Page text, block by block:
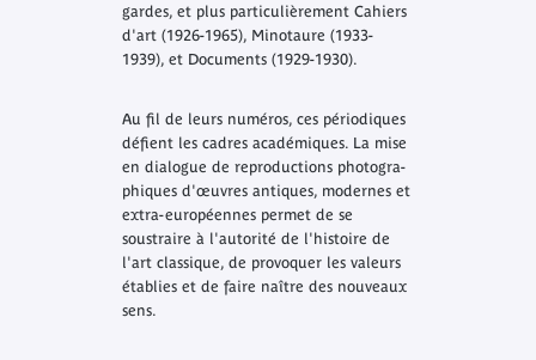
gardes, et plus particulièrement Cahiers
d'art(1926-1965), Minotaure (1933-
1939), et Documents (1929-1930).
Au fil de leurs numéros, ces périodiques
défient les cadres académiques. La mise
en dialogue de reproductions photogra­
phiques d'œuvres antiques, modernes et
extra-européennes permet de se
soustraire à l'autorité de l'histoire de
l'art classique, de provoquer les valeurs
établies et de faire naître des nouveaux
sens.